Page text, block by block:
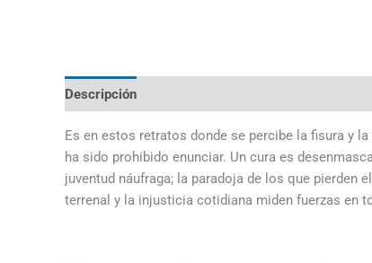
Descripción
Es en estos retratos donde se percibe la fisura y
ha sido prohibido enunciar. Un cura es
juventud náufraga; la paradoja de los que pierden
terrenal y la injusticia cotidiana miden fuerzas en